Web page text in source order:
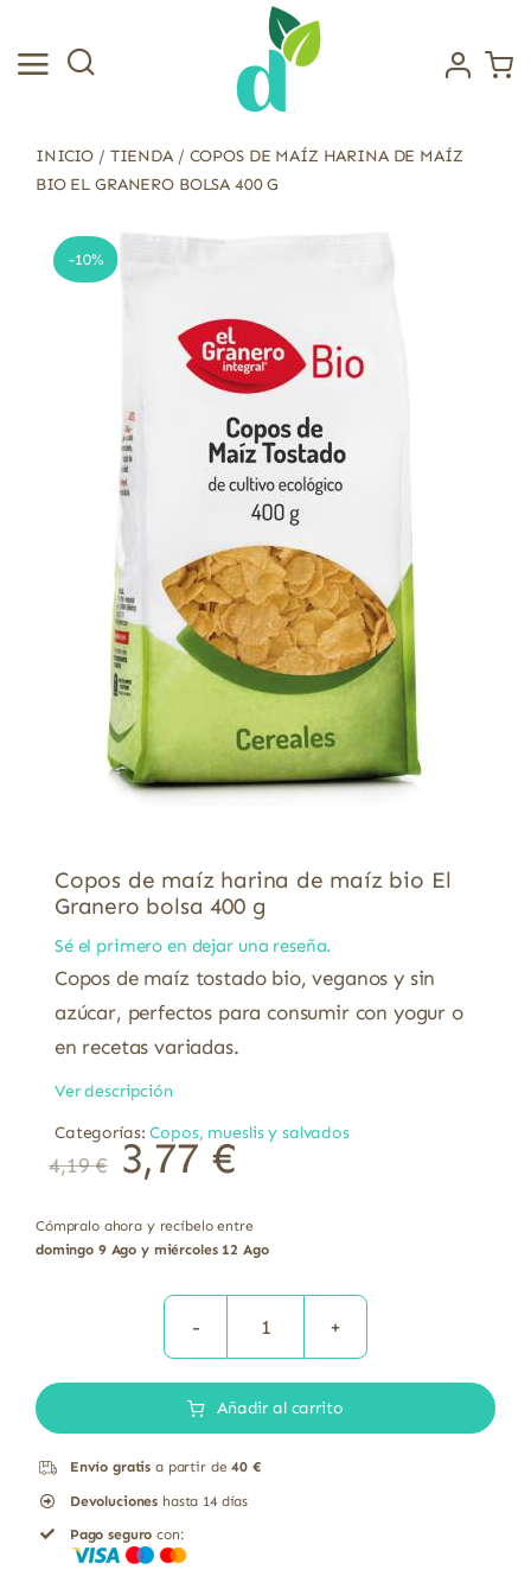
contenido
INICIO / TIENDA/ COPOS DE MAÍZ HARINA DE MAÍZ
BIO EL GRANERO BOLSA 400 G
-10%
Copos de maíz harina de maíz bio El
Granero bolsa 400 g
Sé el primero en dejar una reseña.
Copos de maíz tostado bio, veganos y sin
azúcar, perfectos para consumir con yogur o
en recetas variadas.
Ver descripción
Categorías:Copos, mueslis y salvados
4,19€ 3,77 €
Cómpralo ahora y recíbelo entre
domingo 9 Ago y miércoles 12 Ago
Copos
maíz
Añadir al carrito
Envío gratis a partir de40 €
Devoluciones hasta 14 días
Pago seguro con: